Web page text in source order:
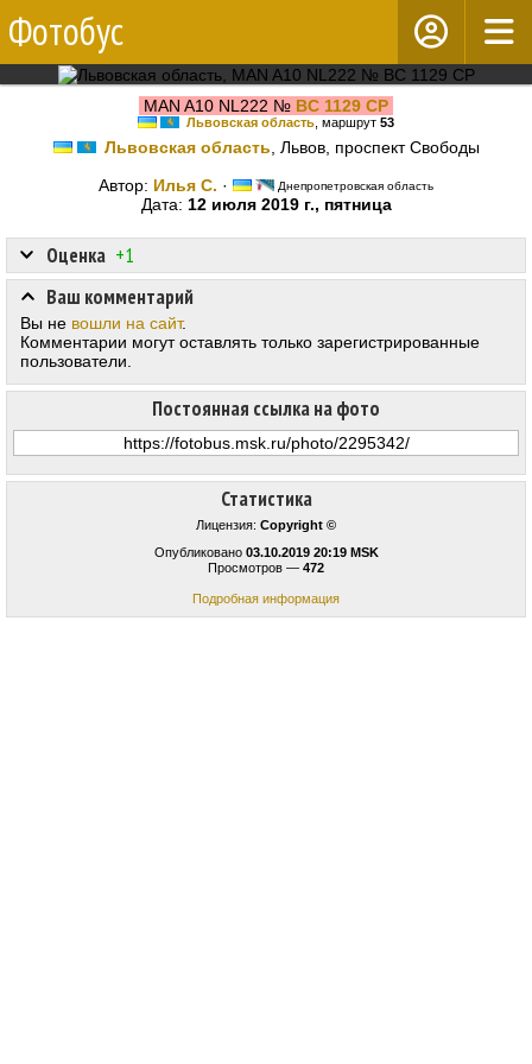
Фотобус
MAN A10 NL222 № BC 1129 CP
Львовская область , маршрут 53
Львовская область , Львов, проспект Свободы
Автор: Илья С. · Днепропетровская область
Дата: 12 июля 2019 г., пятница
Статистика
Лицензия: Copyright ©
Опубликовано 03.10.2019 20:19 MSK
Просмотров — 472
Подробная информация
Оценка +1
Постоянная ссылка на фото
Ваш комментарий
Вы не вошли на сайт.
Комментарии могут оставлять только зарегистрированные
пользователи.